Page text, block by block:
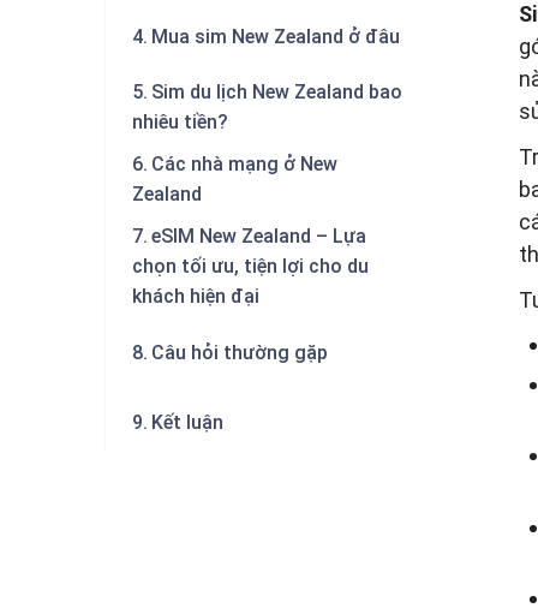
Mua sim New Zealand ở đâu
Sim du lịch New Zealand bao
nhiêu tiền?
Các nhà mạng ở New
Zealand
eSIM New Zealand – Lựa
chọn tối ưu, tiện lợi cho du
khách hiện đại
Câu hỏi thường gặp
Kết luận